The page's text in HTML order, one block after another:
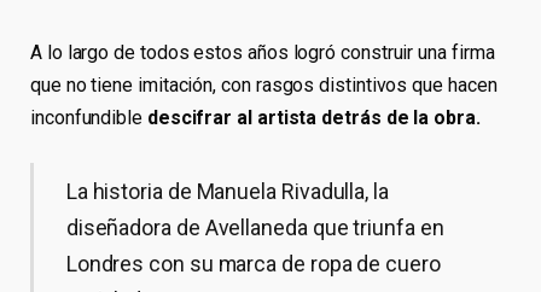
A lo largo de todos estos años logró construir una firma
que no tiene imitación, con rasgos distintivos que hacen
inconfundible descifrar al artista detrás de la obra.
La historia de Manuela Rivadulla, la
diseñadora de Avellaneda que triunfa en
Londres con su marca de ropa de cuero